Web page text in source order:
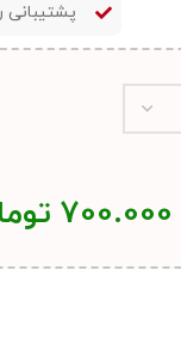
پشتیبانی
700.000